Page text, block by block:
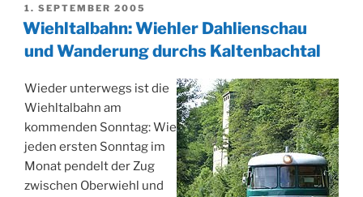
VERÖFFENTLICHT
AM
1. SEPTEMBER 2005
Wiehltalbahn: Wiehler Dahlienschau
und Wanderung durchs Kaltenbachtal
Wieder unterwegs ist die
Wiehltalbahn am
kommenden Sonntag: Wie
jeden ersten Sonntag im
Monat pendelt der Zug
zwischen Oberwiehl und